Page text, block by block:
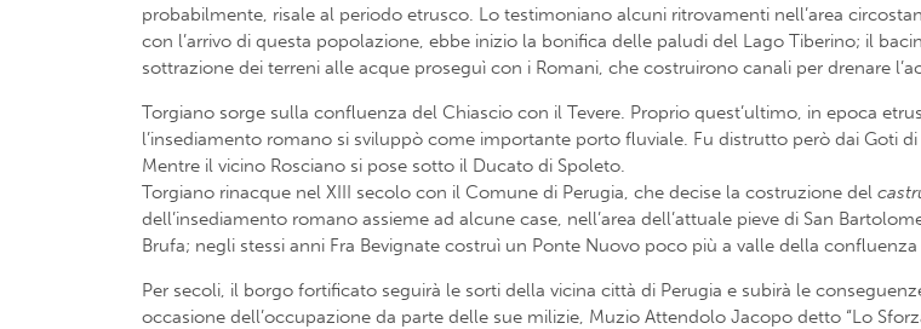
probabilmente, risale al periodo etrusco. Lo testimoniano alcuni ritrovamenti nell’area
con l’arrivo di questa popolazione, ebbe inizio la bonifica delle paludi del Lago Tiberino; il
sottrazione dei terreni alle acque proseguì con i Romani, che costruirono canali per drenare
Torgiano sorge sulla confluenza del Chiascio con il Tevere. Proprio quest’ultimo, in epoca
l’insediamento romano si sviluppò come importante porto fluviale. Fu distrutto però dai Goti
Mentre il vicino Rosciano si pose sotto il Ducato di Spoleto.
Torgiano rinacque nel XIII secolo con il Comune di Perugia, che decise la costruzione del
dell’insediamento romano assieme ad alcune case, nell’area dell’attuale pieve di San
Brufa; negli stessi anni Fra Bevignate costruì un Ponte Nuovo poco più a valle della confluenza
Per secoli, il borgo fortificato seguirà le sorti della vicina città di Perugia e subirà le
occasione dell’occupazione da parte delle sue milizie, Muzio Attendolo Jacopo detto “Lo